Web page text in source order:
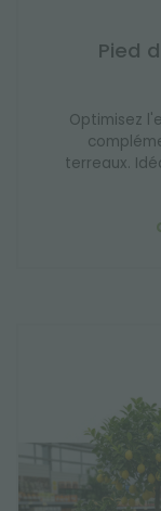
Pied
Optimisez
terreaux.